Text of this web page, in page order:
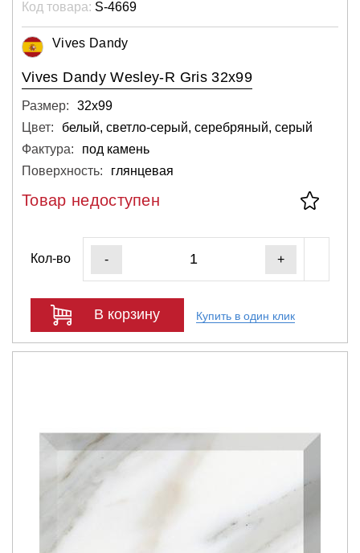
Код товара: S-4669
Vives Dandy
Vives Dandy Wesley-R Gris 32x99
Размер:
32х99
Цвет:
белый, светло-серый, серебряный, серый
Фактура:
под камень
Поверхность:
глянцевая
Товар недоступен
Кол-во - +
В корзину Купить в один клик